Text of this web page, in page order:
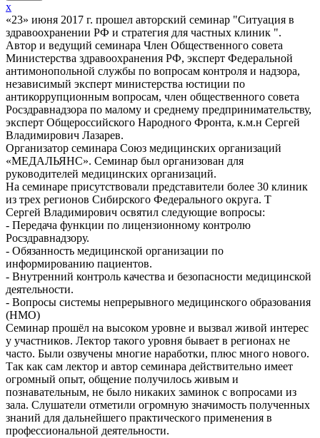
x
«23» июня 2017 г. прошел авторский семинар "Ситуация в
здравоохранении РФ и стратегия для частных клиник ".
Автор и ведущий семинара Член Общественного совета
Министерства здравоохранения РФ, эксперт Федеральной
антимонопольной службы по вопросам контроля и надзора,
независимый эксперт министерства юстиции по
антикоррупционным вопросам, член общественного совета
Росздравнадзора по малому и среднему предпринимательству,
эксперт Общероссийского Народного Фронта, к.м.н Сергей
Владимирович Лазарев.
Организатор семинара Союз медицинских организаций
«МЕДАЛЬЯНС». Семинар был организован для
руководителей медицинских организаций.
На семинаре присутствовали представители более 30 клиник
из трех регионов Сибирского Федерального округа. Т
Сергей Владимирович освятил следующие вопросы:
- Передача функции по лицензионному контролю
Росздравнадзору.
- Обязанность медицинской организации по
информированию пациентов.
- Внутренний контроль качества и безопасности медицинской
деятельности.
- Вопросы системы непрерывного медицинского образования
(НМО)
Семинар прошёл на высоком уровне и вызвал живой интерес
у участников. Лектор такого уровня бывает в регионах не
часто. Были озвучены многие наработки, плюс много нового.
Так как сам лектор и автор семинара действительно имеет
огромный опыт, общение получилось живым и
познавательным, не было никаких заминок с вопросами из
зала. Слушатели отметили огромную значимость полученных
знаний для дальнейшего практического применения в
профессиональной деятельности.